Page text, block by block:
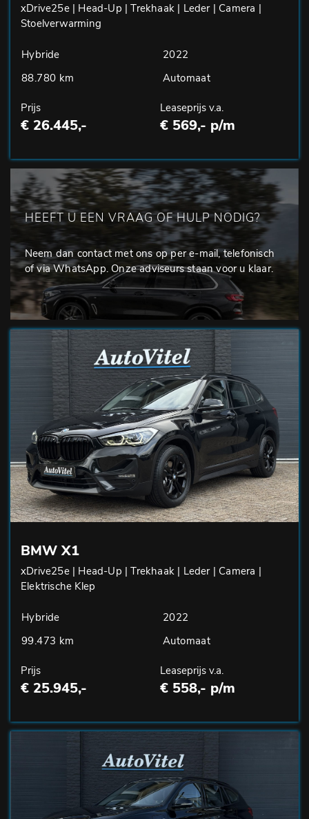
xDrive25e | Head-Up | Trekhaak | Leder | Camera |
Stoelverwarming
Hybride
2022
88.780 km
Automaat
Prijs
€ 26.445,-
Leaseprijs v.a.
€ 569,- p/m
HEEFT U EEN VRAAG OF HULP NODIG?
Neem dan contact met ons op per e-mail, telefonisch
of via WhatsApp. Onze adviseurs staan voor u klaar.
BMW X1
xDrive25e | Head-Up | Trekhaak | Leder | Camera |
Elektrische Klep
Hybride
2022
99.473 km
Automaat
Prijs
€ 25.945,-
Leaseprijs v.a.
€ 558,- p/m